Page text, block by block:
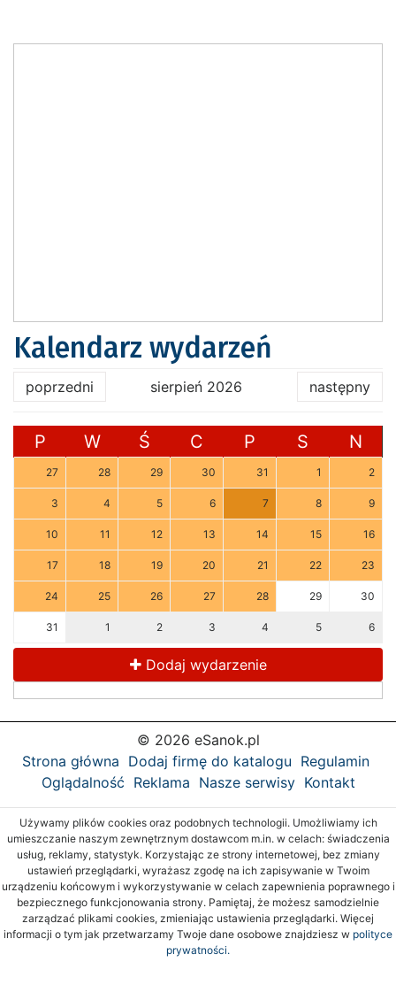
Kalendarz wydarzeń
poprzedni sierpień 2026 następny
P W Ś C P S N
27 28 29 30 31 1 2
3 4 5 6 7 8 9
10 11 12 13 14 15 16
17 18 19 20 21 22 23
24 25 26 27 28 29 30
31 1 2 3 4 5 6
Dodaj wydarzenie
© 2026 eSanok.pl
Strona główna Dodaj firmę do katalogu Regulamin
Oglądalność Reklama Nasze serwisy Kontakt
Używamy plików cookies oraz podobnych technologii. Umożliwiamy ich
umieszczanie naszym zewnętrznym dostawcom m.in. w celach: świadczenia
usług, reklamy, statystyk. Korzystając ze strony internetowej, bez zmiany
ustawień przeglądarki, wyrażasz zgodę na ich zapisywanie w Twoim
urządzeniu końcowym i wykorzystywanie w celach zapewnienia poprawnego i
bezpiecznego funkcjonowania strony. Pamiętaj, że możesz samodzielnie
zarządzać plikami cookies, zmieniając ustawienia przeglądarki. Więcej
informacji o tym jak przetwarzamy Twoje dane osobowe znajdziesz w polityce
prywatności.